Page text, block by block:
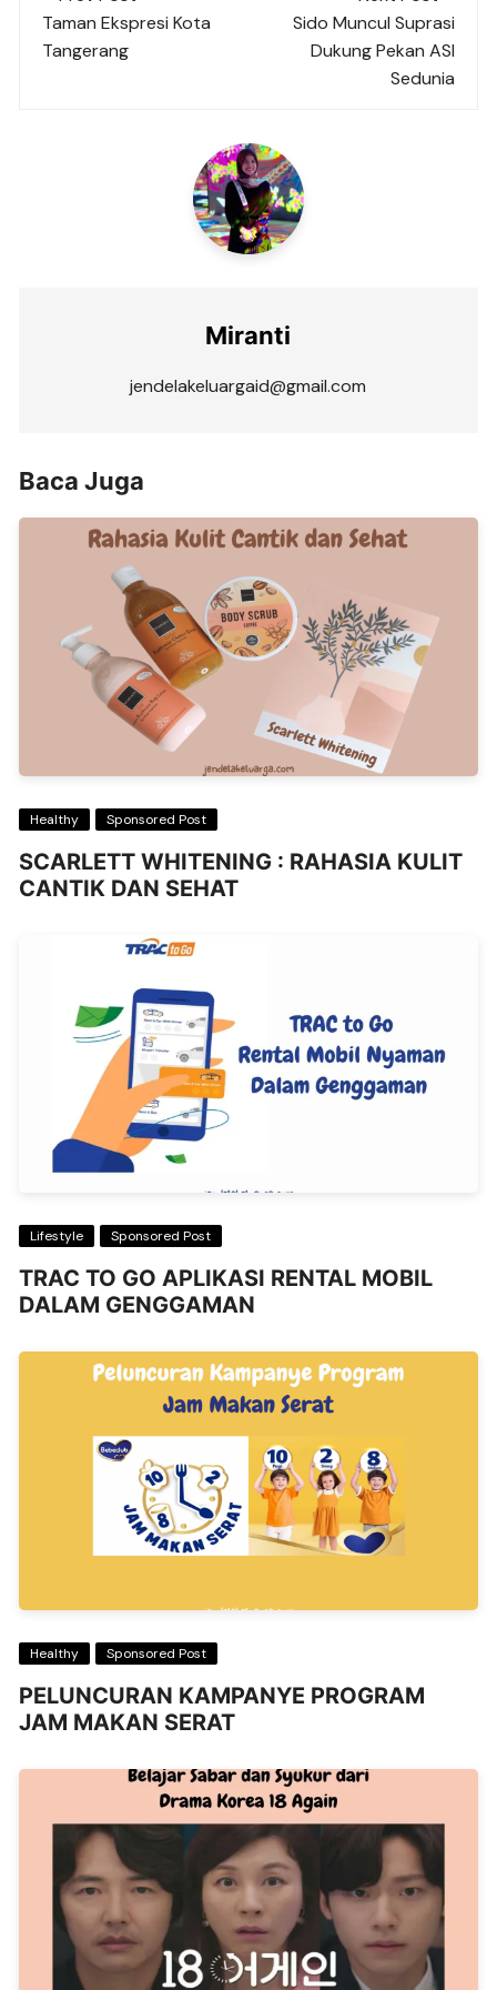
navigation
Taman Ekspresi Kota
Tangerang
Sido Muncul Suprasi
Dukung Pekan ASI
Sedunia
Miranti
jendelakeluargaid@gmail.com
Baca Juga
Healthy Sponsored Post
SCARLETT WHITENING : RAHASIA KULIT
CANTIK DAN SEHAT
Lifestyle Sponsored Post
TRAC TO GO APLIKASI RENTAL MOBIL
DALAM GENGGAMAN
Healthy Sponsored Post
PELUNCURAN KAMPANYE PROGRAM
JAM MAKAN SERAT